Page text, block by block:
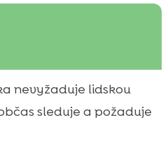
mezi kočkou a
majitele a
nevyžaduje lidskou
sleduje a požaduje